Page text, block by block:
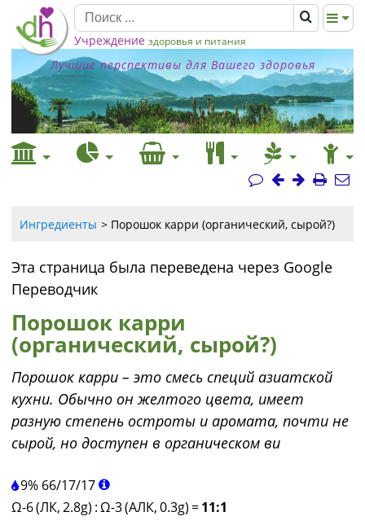
Учреждение здоровья и питания
Лучшие перспективы для Вашего здоровья
Ингредиенты Порошок карри (органический, сырой?)
Эта страница была переведена через Google
Переводчик
Порошок карри
(органический, сырой?)
Порошок карри – это смесь специй азиатской
кухни. Обычно он желтого цвета, имеет
разную степень остроты и аромата, почти не
сырой, но доступен в органическом ви
9% 66/17/17
Ω-6 (ЛК, 2.8g) :Ω-3 (АЛК, 0.3g) =11:1